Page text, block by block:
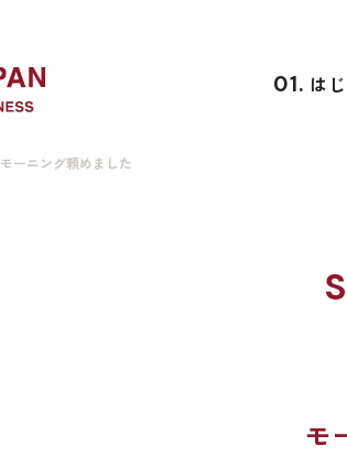
01. は
モーニング頼めました
モ